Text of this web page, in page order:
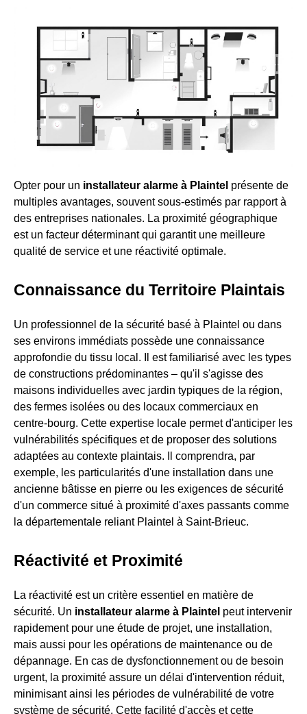
Opter pour un installateur alarme à Plaintel présente de
multiples avantages, souvent sous-estimés par rapport à
des entreprises nationales. La proximité géographique
est un facteur déterminant qui garantit une meilleure
qualité de service et une réactivité optimale.
Connaissance du Territoire Plaintais
Un professionnel de la sécurité basé à Plaintel ou dans
ses environs immédiats possède une connaissance
approfondie du tissu local. Il est familiarisé avec les types
de constructions prédominantes – qu'il s'agisse des
maisons individuelles avec jardin typiques de la région,
des fermes isolées ou des locaux commerciaux en
centre-bourg. Cette expertise locale permet d'anticiper les
vulnérabilités spécifiques et de proposer des solutions
adaptées au contexte plaintais. Il comprendra, par
exemple, les particularités d'une installation dans une
ancienne bâtisse en pierre ou les exigences de sécurité
d'un commerce situé à proximité d'axes passants comme
la départementale reliant Plaintel à Saint-Brieuc.
Réactivité et Proximité
La réactivité est un critère essentiel en matière de
sécurité. Un installateur alarme à Plaintel peut intervenir
rapidement pour une étude de projet, une installation,
mais aussi pour les opérations de maintenance ou de
dépannage. En cas de dysfonctionnement ou de besoin
urgent, la proximité assure un délai d'intervention réduit,
minimisant ainsi les périodes de vulnérabilité de votre
système de sécurité. Cette facilité d'accès et cette